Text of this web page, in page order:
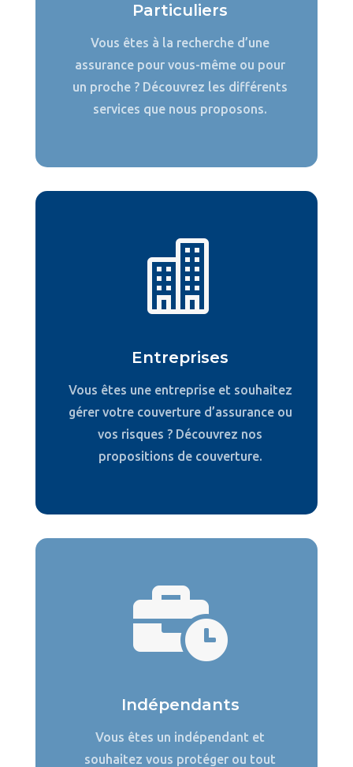
Particuliers
Vous êtes à la recherche d’une
assurance pour vous-même ou pour
un proche ? Découvrez les différents
services que nous proposons.

Entreprises
Vous êtes une entreprise et souhaitez
gérer votre couverture d’assurance ou
vos risques ? Découvrez nos
propositions de couverture.

Indépendants
Vous êtes un indépendant et
souhaitez vous protéger ou tout